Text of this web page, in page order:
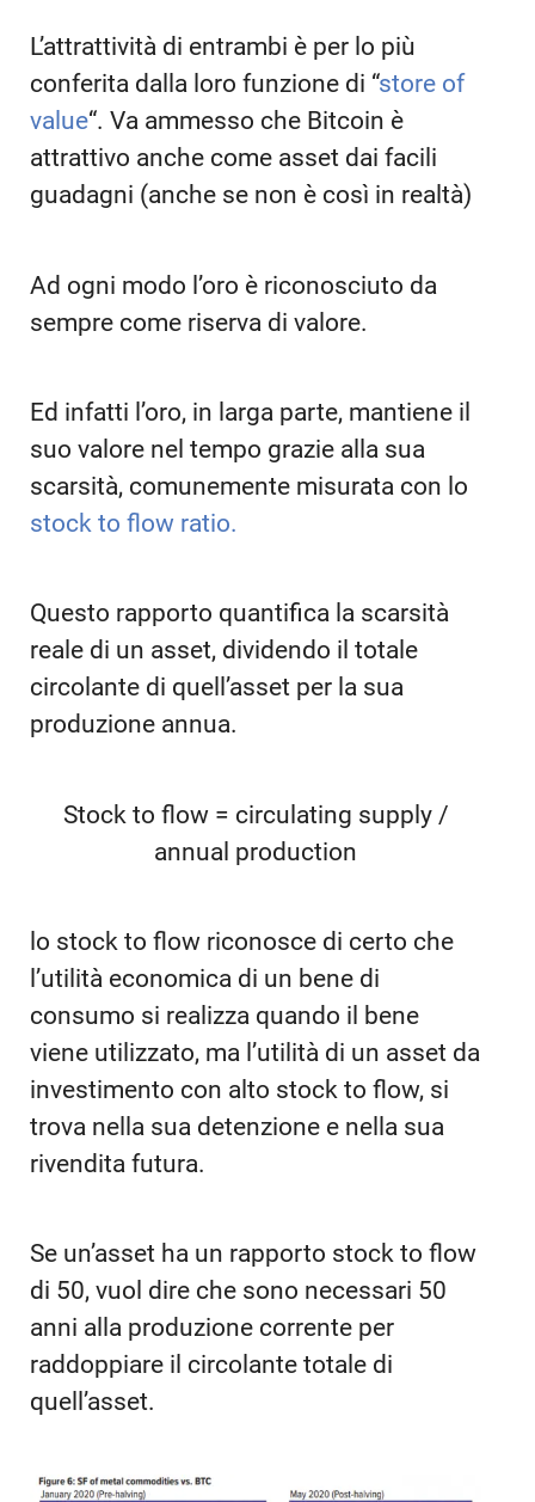
L’attrattività di entrambi è per lo più
conferita dalla loro funzione di “store of
value“. Va ammesso che Bitcoin è
attrattivo anche come asset dai facili
guadagni (anche se non è così in realtà)
Ad ogni modo l’oro è riconosciuto da
sempre come riserva di valore.
Ed infatti l’oro, in larga parte, mantiene il
suo valore nel tempo grazie alla sua
scarsità, comunemente misurata con lo
stock to flow ratio.
Questo rapporto quantifica la scarsità
reale di un asset, dividendo il totale
circolante di quell’asset per la sua
produzione annua.
Stock to flow = circulating supply /
annual production
lo stock to flow riconosce di certo che
l’utilità economica di un bene di
consumo si realizza quando il bene
viene utilizzato, ma l’utilità di un asset da
investimento con alto stock to flow, si
trova nella sua detenzione e nella sua
rivendita futura.
Se un’asset ha un rapporto stock to flow
di 50, vuol dire che sono necessari 50
anni alla produzione corrente per
raddoppiare il circolante totale di
quell’asset.